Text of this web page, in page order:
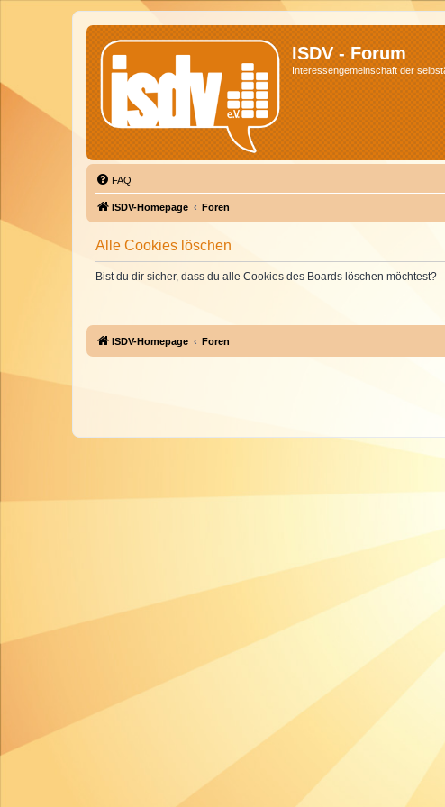
ISDV - Forum
Interessengemeinschaft der
FAQ
ISDV-Homepage Foren
Alle Cookies löschen
Bist du dir sicher, dass du alle Cookies des Boards löschen möchtest?
ISDV-Homepage Foren